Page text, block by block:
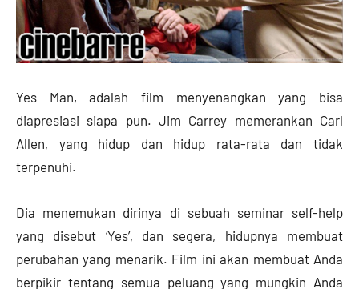
Yes Man, adalah film menyenangkan yang bisa
diapresiasi siapa pun. Jim Carrey memerankan Carl
Allen, yang hidup dan hidup rata-rata dan tidak
terpenuhi.
Dia menemukan dirinya di sebuah seminar self-help
yang disebut ‘Yes’, dan segera, hidupnya membuat
perubahan yang menarik. Film ini akan membuat Anda
berpikir tentang semua peluang yang mungkin Anda